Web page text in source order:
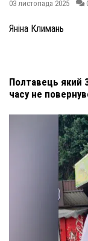
03 листопада 2025
Яніна Климань
Полтавець який
часу не